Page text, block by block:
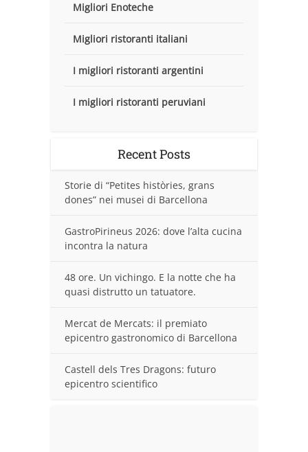
Migliori Enoteche
Migliori ristoranti italiani
I migliori ristoranti argentini
I migliori ristoranti peruviani
Recent Posts
Storie di “Petites històries, grans
dones” nei musei di Barcellona
GastroPirineus 2026: dove l’alta cucina
incontra la natura
48 ore. Un vichingo. E la notte che ha
quasi distrutto un tatuatore.
Mercat de Mercats: il premiato
epicentro gastronomico di Barcellona
Castell dels Tres Dragons: futuro
epicentro scientifico